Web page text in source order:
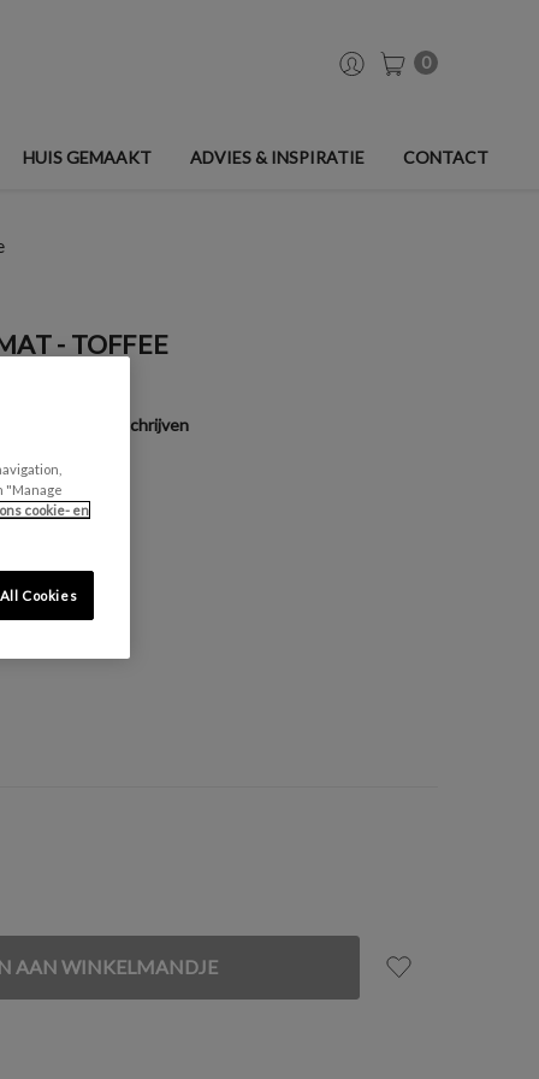
0
HUIS GEMAAKT ADVIES & INSPIRATIE CONTACT
- TOFFEE
Een beoordeling schrijven
"Manage
cookie- en
Cookies